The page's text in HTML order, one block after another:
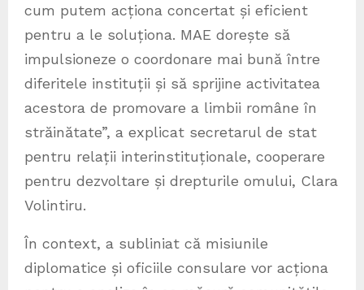
cum putem acționa concertat și eficient
pentru a le soluționa. MAE dorește să
impulsioneze o coordonare mai bună între
diferitele instituții și să sprijine activitatea
acestora de promovare a limbii române în
străinătate”, a explicat secretarul de stat
pentru relații interinstituționale, cooperare
pentru dezvoltare și drepturile omului, Clara
Volintiru.
În context, a subliniat că misiunile
diplomatice și oficiile consulare vor acționa